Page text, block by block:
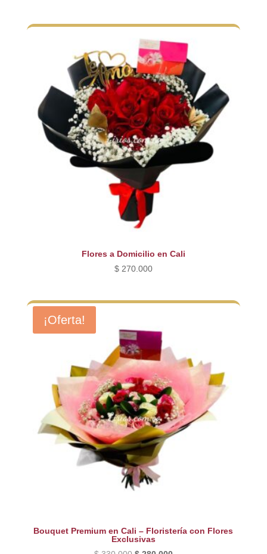
Flores a Domicilio en Cali
$270.000
¡Oferta!
Bouquet Premium en Cali – Floristería con Flores
Exclusivas